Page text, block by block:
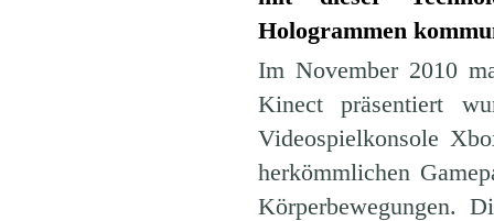
Hologrammen
Im November 2010
Kinect präsentiert
Videospielkonsole
herkömmlichen
Körperbewegungen.